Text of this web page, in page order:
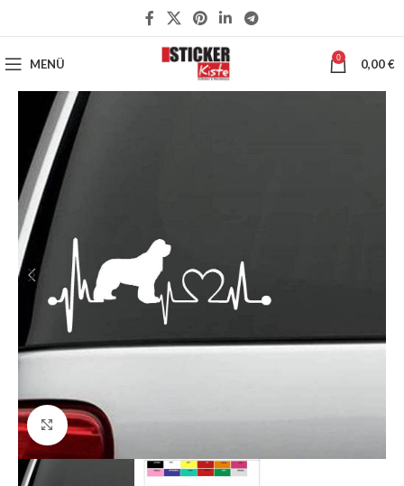
MENÜ 0 0,00€
Klick zum Vergrößern